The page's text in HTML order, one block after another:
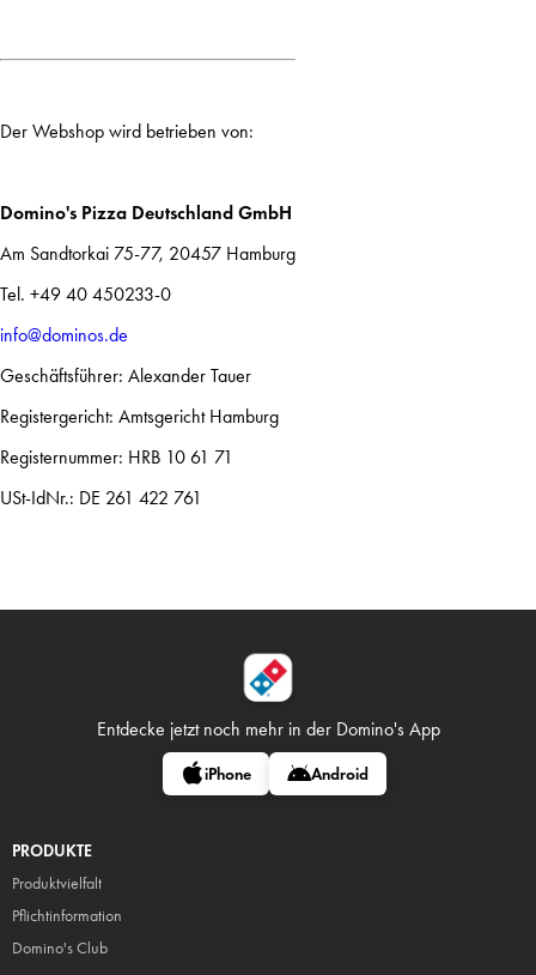
Der Webshop wird betrieben von:
Domino's Pizza Deutschland GmbH
Am Sandtorkai 75-77, 20457 Hamburg
Tel. +49 40 450233-0
info@dominos.de
Geschäftsführer: Alexander Tauer
Registergericht: Amtsgericht Hamburg
Registernummer: HRB 10 61 71
USt-IdNr.: DE 261 422 761
Entdecke jetzt noch mehr in der Domino's App
iPhone Android
PRODUKTE
Produktvielfalt
Pflichtinformation
Domino's Club